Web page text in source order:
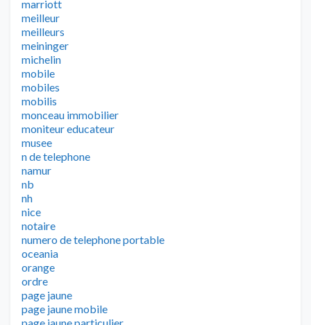
marriott
meilleur
meilleurs
meininger
michelin
mobile
mobiles
mobilis
monceau immobilier
moniteur educateur
musee
n de telephone
namur
nb
nh
nice
notaire
numero de telephone portable
oceania
orange
ordre
page jaune
page jaune mobile